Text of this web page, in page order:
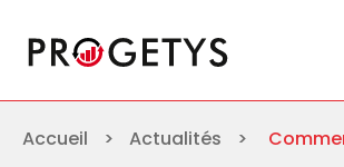
Accueil
> Actualités >